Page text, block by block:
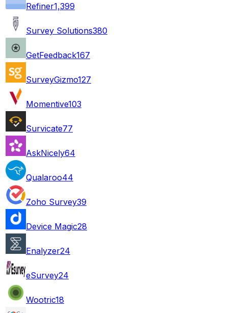
Refiner1,399
Survey Solutions380
GetFeedback167
SurveyGizmo127
Momentive103
Survicate77
AskNicely64
Qualaroo44
Zoho Survey39
Device Magic28
Enalyzer24
eSurvey24
Wootric18